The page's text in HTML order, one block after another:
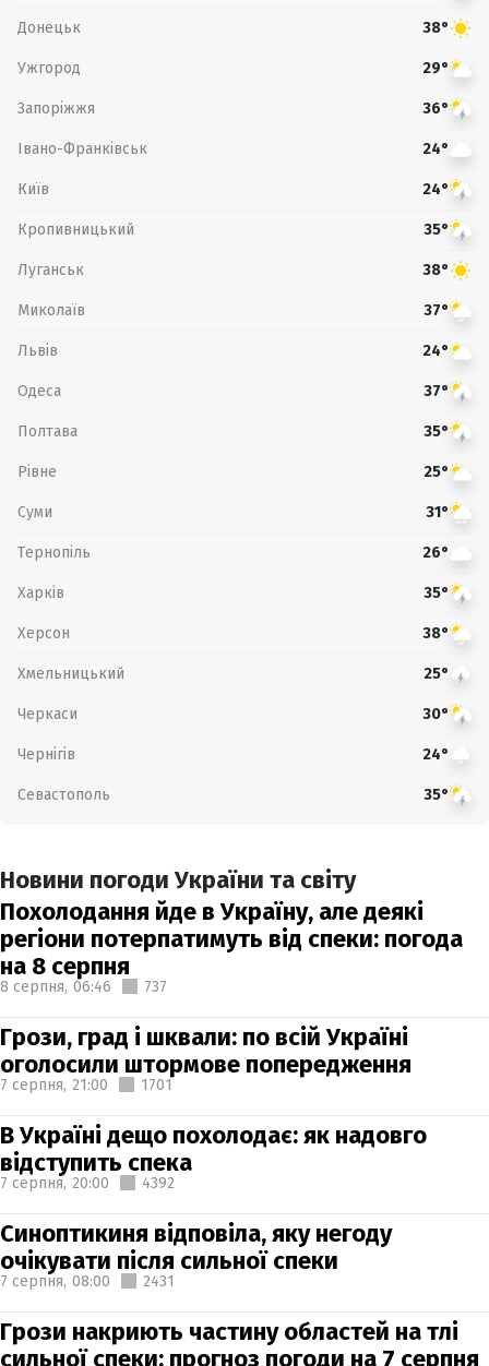
Донецьк 38°
Ужгород 29°
Запоріжжя 36°
Івано-Франківськ 24°
Київ 24°
Кропивницький 35°
Луганськ 38°
Миколаїв 37°
Львів 24°
Одеса 37°
Полтава 35°
Рівне 25°
Суми 31°
Тернопіль 26°
Харків 35°
Херсон 38°
Хмельницький 25°
Черкаси 30°
Чернігів 24°
Севастополь 35°
Новини погоди України та світу
Похолодання йде в Україну, але деякі
регіони потерпатимуть від спеки: погода
на 8 серпня
8 серпня, 06:46 737
Грози, град і шквали: по всій Україні
оголосили штормове попередження
7 серпня, 21:00 1701
В Україні дещо похолодає: як надовго
відступить спека
7 серпня, 20:00 4392
Синоптикиня відповіла, яку негоду
очікувати після сильної спеки
7 серпня, 08:00 2431
Грози накриють частину областей на тлі
сильної спеки: прогноз погоди на 7 серпня